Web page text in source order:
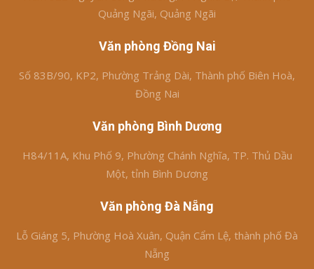
Quảng Ngãi, Quảng Ngãi
Văn phòng Đồng Nai
Số 83B/90, KP2, Phường Trảng Dài, Thành phố Biên Hoà,
Đồng Nai
Văn phòng Bình Dương
H84/11A, Khu Phố 9, Phường Chánh Nghĩa, TP. Thủ Dầu
Một, tỉnh Bình Dương
Văn phòng Đà Nẵng
Lỗ Giáng 5, Phường Hoà Xuân, Quận Cẩm Lệ, thành phố Đà
Nẵng